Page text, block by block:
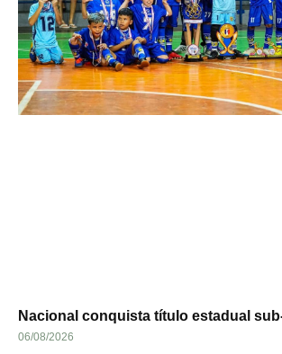
Nacional conquista título estadual
06/08/2026